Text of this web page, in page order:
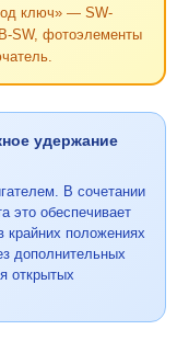
ключ» — SW-
SW, фотоэлементы
удержание
В сочетании
это обеспечивает
положениях
дополнительных
открытых